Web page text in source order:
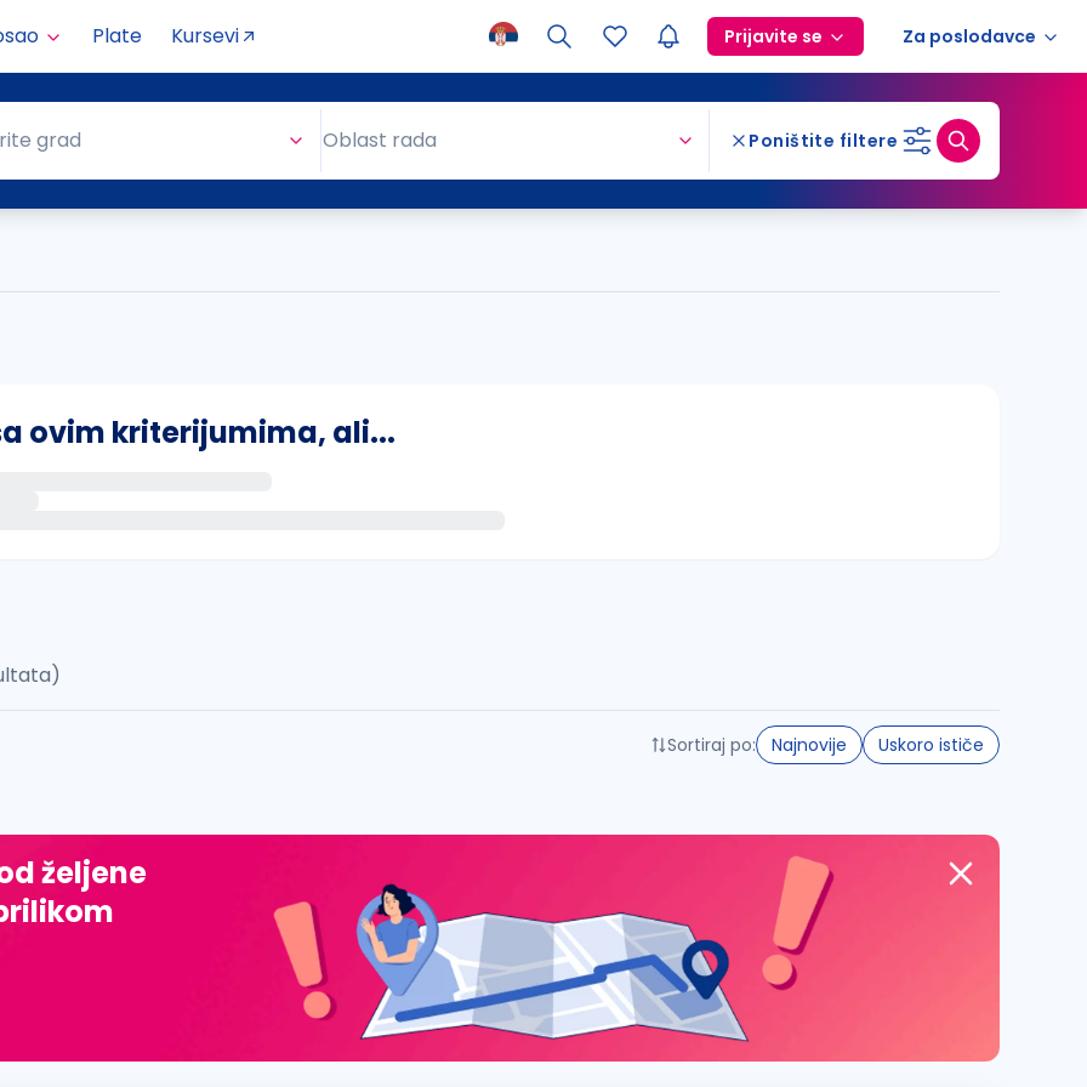
Plate Kursevi Prijavite se Za poslodavce
grad Oblast rada Poništite filtere
ovim kriterijumima, ali...
đ, ž, dž)
Sortiraj po: Najnovije Uskoro ističe
željene